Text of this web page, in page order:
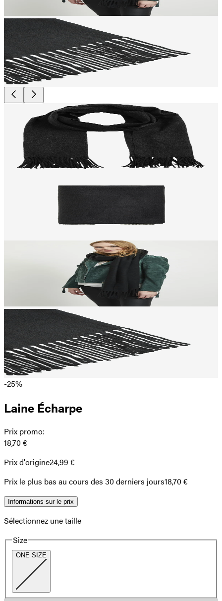
-25%
Laine Écharpe
Prix promo:
18,70 €
Prix d'origine24,99 €
Prix ​​le plus bas au cours des 30 derniers jours18,70 €
Informations sur le prix
Sélectionnez une taille
Size
ONE SIZE